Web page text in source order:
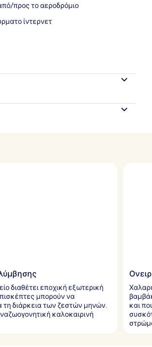
προς το αεροδρόμιο
ίντερνετ
διαθέτει εποχική εξωτερική
μπορούν να
τη διάρκεια των ζεστών μηνών.
καλοκαιρινή
και